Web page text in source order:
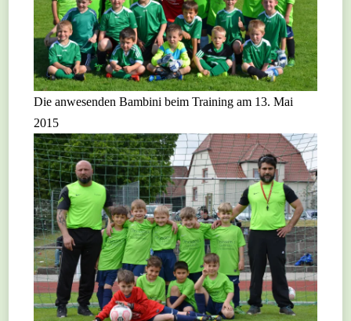
Die anwesenden Bambini beim Training am 13. Mai
2015